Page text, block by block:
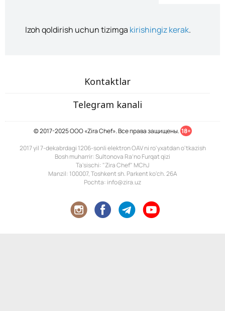
Izoh qoldirish uchun tizimga kirishingiz kerak.
Kontaktlar
Telegram kanali
© 2017-2025 ООО «Zira Chef». Все права защищены. 18+
2017 yil 7-dekabrdagi 1206-sonli elektron OAV ni ro'yxatdan o'tkazish
Bosh muharrir: Sultonova Ra’no Furqat qizi
Ta'sischi: "Zira Chef" MChJ
Manzil: 100007, Toshkent sh. Parkent ko'ch. 26A
Pochta: info@zira.uz